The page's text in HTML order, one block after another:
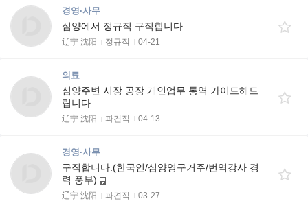
경영·사무
심양에서 정규직 구직합니다
辽宁 沈阳 정규직 04-21
의료
심양주변 시장 공장 개인업무 통역 가이드해드
립니다
辽宁 沈阳 파견직 04-13
경영·사무
구직합니다.(한국인/심양영구거주/번역강사 경
력 풍부)
辽宁 沈阳 파견직 03-27